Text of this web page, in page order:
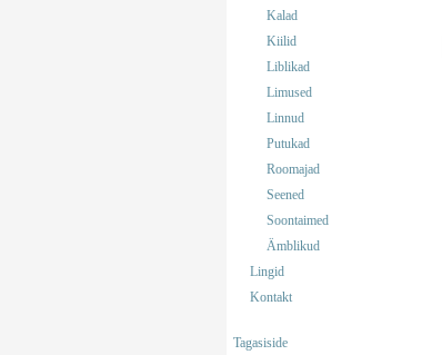
Kalad
Kiilid
Liblikad
Limused
Linnud
Putukad
Roomajad
Seened
Soontaimed
Ämblikud
Lingid
Kontakt
Tagasiside